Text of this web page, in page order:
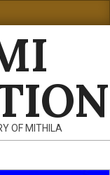
OF MITHILA